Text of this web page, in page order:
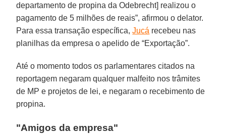
departamento de propina da Odebrecht] realizou o
pagamento de 5 milhões de reais”, afirmou o delator.
Para essa transação específica,Jucá recebeu nas
planilhas da empresa o apelido de “Exportação”.
Até o momento todos os parlamentares citados na
reportagem negaram qualquer malfeito nos trâmites
de MP e projetos de lei, e negaram o recebimento de
propina.
"Amigos da empresa"